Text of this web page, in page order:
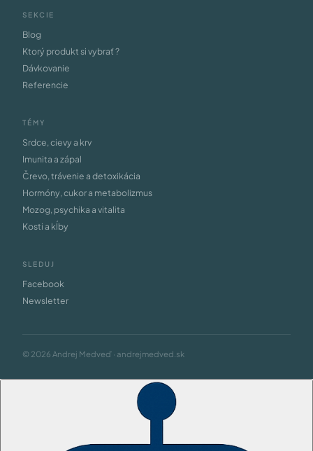
SEKCIE
Blog
Ktorý produkt si vybrať ?
Dávkovanie
Referencie
TÉMY
Srdce, cievy a krv
Imunita a zápal
Črevo, trávenie a detoxikácia
Hormóny, cukor a metabolizmus
Mozog, psychika a vitalita
Kosti a kĺby
SLEDUJ
Facebook
Newsletter
© 2026 Andrej Medveď · andrejmedved.sk